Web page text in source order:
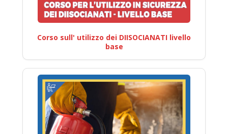
Corso sull' utilizzo dei DIISOCIANATI livello
base